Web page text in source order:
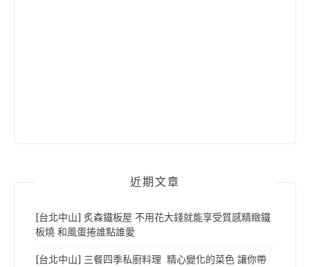
近期文章
[台北中山] 炙森鐵板屋 不用花大錢就能享受質感精緻鐵
板燒 和風蛋捲誰點誰愛
[台北中山] 三餐四季私廚料理 精心變化的菜色 讓你帶